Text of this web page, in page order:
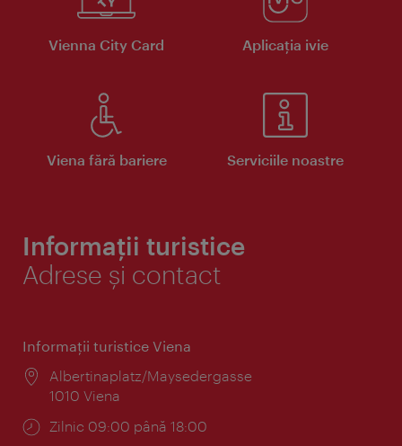
Vienna City Card Aplicaţia ivie
Viena fără bariere Serviciile noastre
Informații turistice
Adrese și contact
Informaţii turistice Viena
Locul:
Albertinaplatz/Maysedergasse
1010 Viena
Program:
Zilnic 09:00 până 18:00